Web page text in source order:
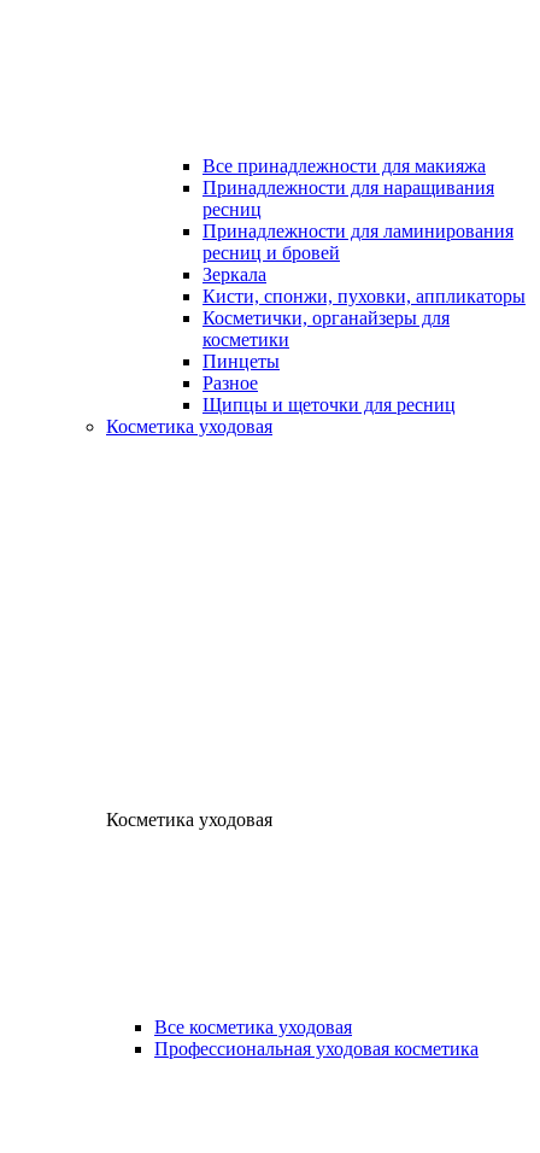
Все принадлежности для макияжа
Принадлежности для наращивания
ресниц
Принадлежности для ламинирования
ресниц и бровей
Зеркала
Кисти, спонжи, пуховки, аппликаторы
Косметички, органайзеры для
косметики
Пинцеты
Разное
Щипцы и щеточки для ресниц
Косметика уходовая
Косметика уходовая
Все косметика уходовая
Профессиональная уходовая косметика